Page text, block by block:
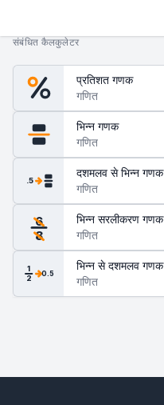
संबंधित कैलकुलेटर
प्रतिशत गणक
गणित
भिन्न गणक
गणित
.5
दशमलव से भिन्न गणक
गणित
6
8
भिन्न सरलीकरण गणक
गणित
1
2 0.5
भिन्न से दशमलव गणक
गणित